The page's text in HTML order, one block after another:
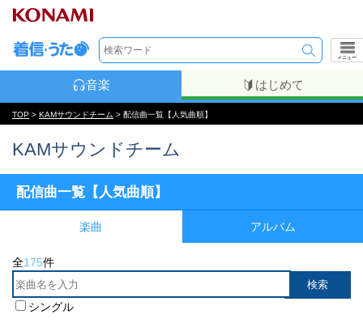
メニュー
音楽 はじめて
TOP > KAMサウンドチーム > 配信曲一覧【人気曲順】
KAMサウンドチーム
配信曲一覧【人気曲順】
楽曲 アルバム
全175件
シングル